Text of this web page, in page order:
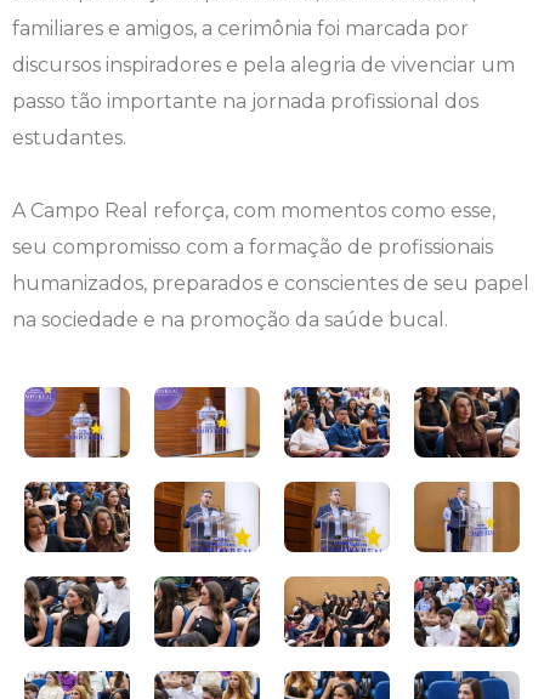
familiares e amigos, a cerimônia foi marcada por
discursos inspiradores e pela alegria de vivenciar um
passo tão importante na jornada profissional dos
estudantes.
A Campo Real reforça, com momentos como esse,
seu compromisso com a formação de profissionais
humanizados, preparados e conscientes de seu papel
na sociedade e na promoção da saúde bucal.
Nutrição
Odontologia
Publicidade e Propaganda
Ouvidoria
Plano de Ensino
Seguro Escolar
Portal do RH
Programa de Monitoria
Revistas Campo Real
WhatsApp Campo Real